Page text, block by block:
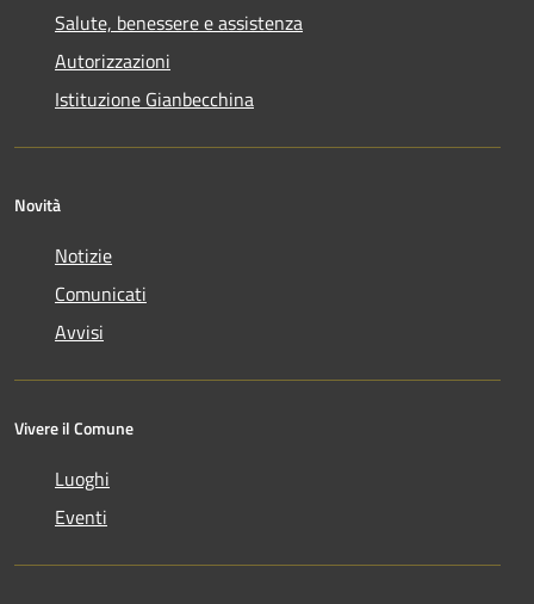
Salute, benessere e assistenza
Autorizzazioni
Istituzione Gianbecchina
Novità
Notizie
Comunicati
Avvisi
Vivere il Comune
Luoghi
Eventi